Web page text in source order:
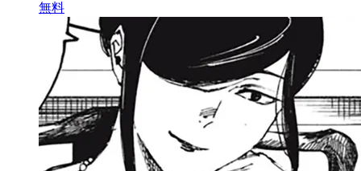
無料